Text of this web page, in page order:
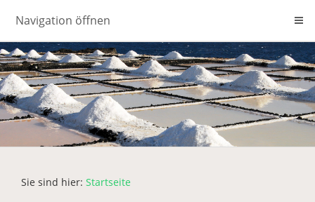
Navigation öffnen
Sie sind hier: Startseite